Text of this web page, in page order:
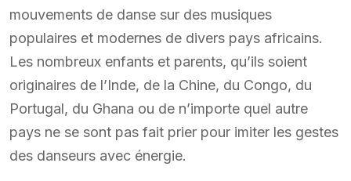
mouvements de danse sur des musiques
populaires et modernes de divers pays africains.
Les nombreux enfants et parents, qu’ils soient
originaires de l’Inde, de la Chine, du Congo, du
Portugal, du Ghana ou de n’importe quel autre
pays ne se sont pas fait prier pour imiter les gestes
des danseurs avec énergie.